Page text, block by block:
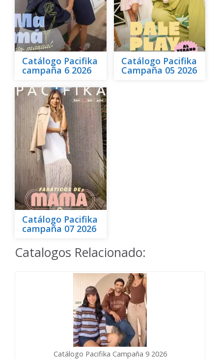
Catálogo Pacifika
campaña 6 2026
Catálogo Pacifika
Campaña 05 2026
Catálogo Pacifika
campaña 07 2026
Catalogos Relacionado:
Catálogo Pacifika Campaña 9 2026